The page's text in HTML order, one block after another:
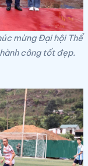
mừng Đại hội Thể
công tốt đẹp.